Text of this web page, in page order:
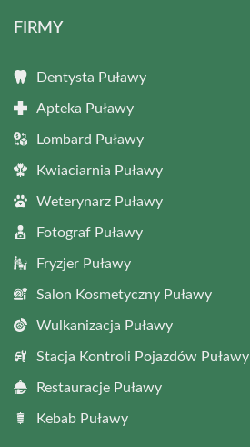
FIRMY
Dentysta Puławy
Apteka Puławy
Lombard Puławy
Kwiaciarnia Puławy
Weterynarz Puławy
Fotograf Puławy
Fryzjer Puławy
Salon Kosmetyczny Puławy
Wulkanizacja Puławy
Stacja Kontroli Pojazdów Puławy
Restauracje Puławy
Kebab Puławy